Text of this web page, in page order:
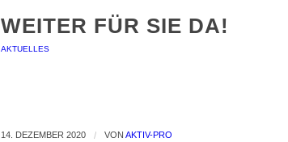
WEITER FÜR SIE DA!
AKTUELLES
14. DEZEMBER 2020 / VON AKTIV-PRO